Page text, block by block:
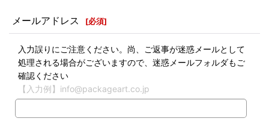
メールアドレス [必須]
入力誤りにご注意ください。尚、ご返事が迷惑メールとして
処理される場合がございますので、迷惑メールフォルダもご
確認ください
【入力例】info@packageart.co.jp